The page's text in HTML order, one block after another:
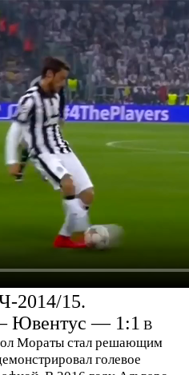
2014/15.
Ювентус — 1:1 В
Мораты стал решающим
голевое